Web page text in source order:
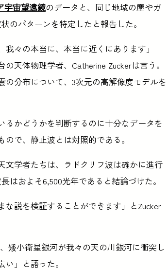
宇宙望遠鏡のデータと、同じ地域の塵やガ
のパターンを特定したと報告した。
々の本当に、本当に近くにあります」
天体物理学者、Catherine Zuckerは言う。
の分布について、3次元の高解像度モデルを
かどうかを判断するのに十分なデータを
で、静止波とは対照的である。
文学者たちは、ラドクリフ波は確かに進行
はおよそ6,500光年であると結論づけた。
な説を検証することができます」とZucker
矮小衛星銀河が我々の天の川銀河に衝突し
」と語った。